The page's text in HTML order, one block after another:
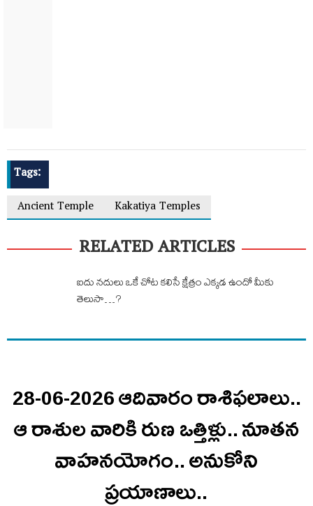
Tags:
Ancient Temple
Kakatiya Temples
RELATED ARTICLES
ఐదు నదులు ఒకే చోట కలిసే క్షేత్రం ఎక్కడ ఉందో మీకు
తెలుసా…?
28-06-2026 ఆదివారం రాశిఫలాలు..
ఆ రాశుల వారికి రుణ ఒత్తిళ్లు.. నూతన
వాహనయోగం.. అనుకోని
ప్రయాణాలు..